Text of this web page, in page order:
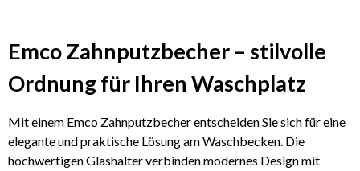
Emco Zahnputzbecher – stilvolle
Ordnung für Ihren Waschplatz
Mit einem Emco Zahnputzbecher entscheiden Sie sich für eine
elegante und praktische Lösung am Waschbecken. Die
hochwertigen Glashalter verbinden modernes Design mit